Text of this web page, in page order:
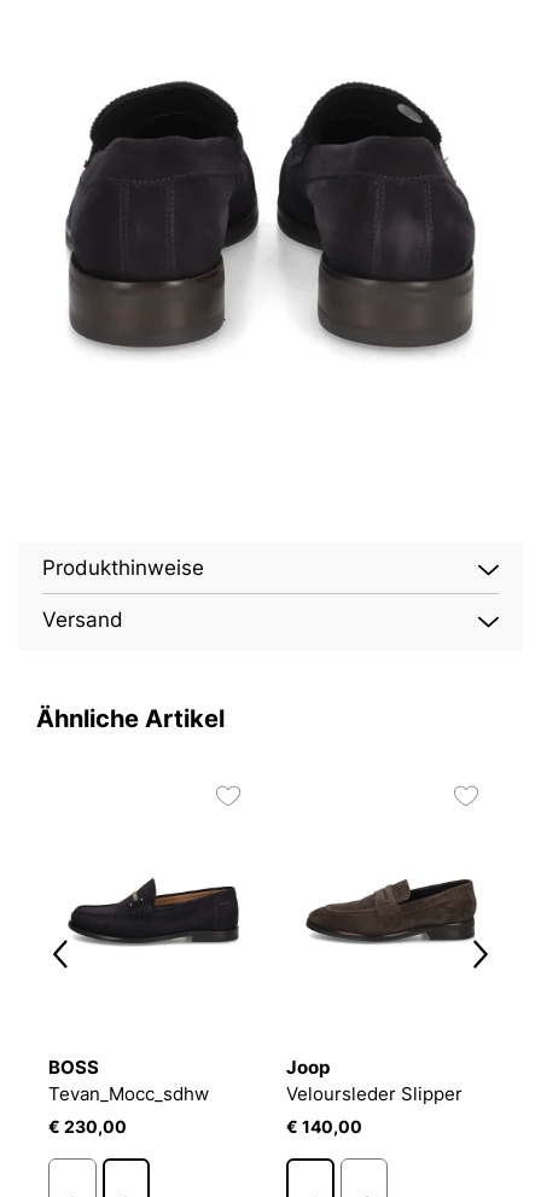
Produkthinweise
Versand
Ähnliche Artikel
BOSS
Tevan_Mocc_sdhw
€ 230,00
Joop
Veloursleder Slipper
€ 140,00